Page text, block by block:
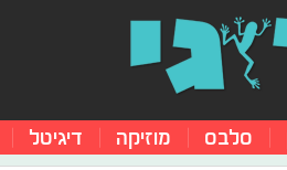
סלבס מוזיקה דיגיטל